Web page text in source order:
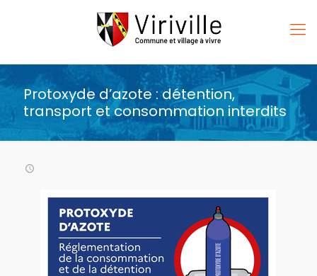
Protoxyde d’azote : détention,
transport et consommation interdits